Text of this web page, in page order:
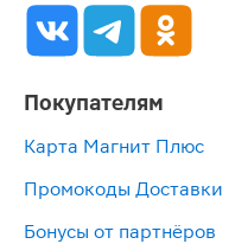
Покупателям
Карта Магнит Плюс
Промокоды Доставки
Бонусы от партнёров